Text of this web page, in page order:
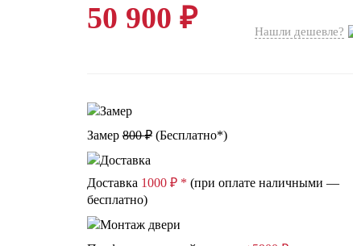
50 900 ₽ Нашли дешевле?
Замер800 ₽(Бесплатно*)
Доставка 1000 ₽ * (при оплате наличными —
бесплатно)